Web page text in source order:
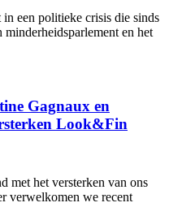
een politieke crisis die sinds
minderheidsparlement en het
Gagnaux en
Look&Fin
met het versterken van ons
verwelkomen we recent